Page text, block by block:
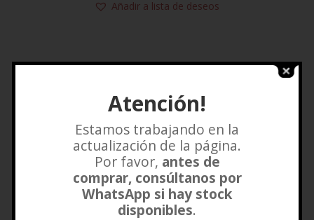
Añadir a lista de deseos
Atención!
Estamos trabajando en la
actualización de la página.
Por favor, antes de
comprar, consúltanos por
WhatsApp si hay stock
disponibles.